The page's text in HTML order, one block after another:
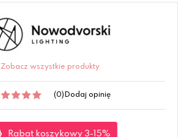
Zobacz wszystkie produkty
(0) Dodaj opinię
Rabat koszykowy 3-15%